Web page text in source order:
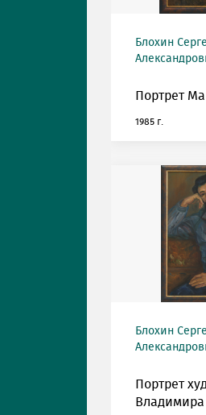
Блохин
Портрет
1985 г.
Блохин
Портрет